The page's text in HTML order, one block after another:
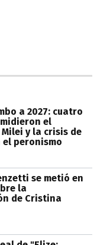
a 2027: cuatro
el
y la crisis de
peronismo
se metió en
la
de Cristina